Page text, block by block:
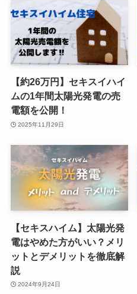
【約26万円】セキスイハイ
ムの1年間太陽光発電の売
電額を公開！
2025年11月29日
【セキスハイム】太陽光発
電はやめた方がいい？メリ
ットとデメリットを徹底解
説
2024年9月24日